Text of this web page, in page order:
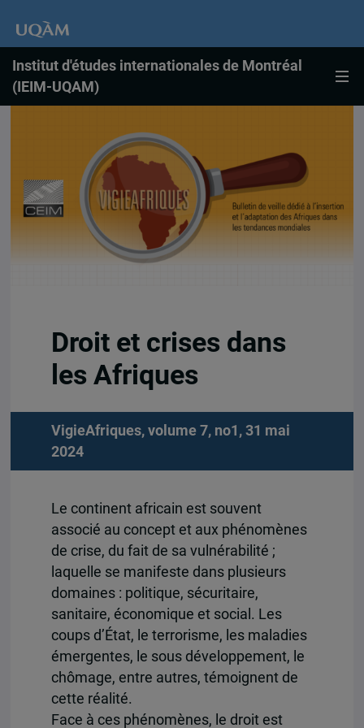
Institut d'études internationales de Montréal
(IEIM-UQAM)
Droit et crises dans
les Afriques
VigieAfriques, volume 7, no1, 31 mai
2024
Le continent africain est souvent
associé au concept et aux phénomènes
de crise, du fait de sa vulnérabilité ;
laquelle se manifeste dans plusieurs
domaines : politique, sécuritaire,
sanitaire, économique et social. Les
coups d’État, le terrorisme, les maladies
émergentes, le sous développement, le
chômage, entre autres, témoignent de
cette réalité.
Face à ces phénomènes, le droit est